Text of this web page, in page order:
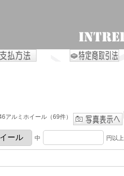
アルミホイール（69件）
中 円以上